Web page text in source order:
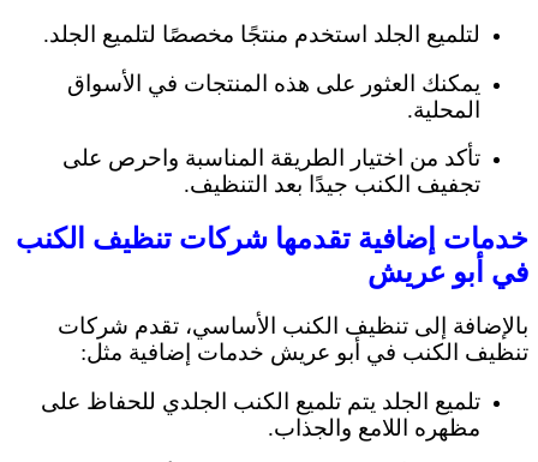
لتلميع الجلد استخدم منتجًا مخصصًا لتلميع الجلد.
يمكنك العثور على هذه المنتجات في الأسواق
المحلية.
تأكد من اختيار الطريقة المناسبة واحرص على
تجفيف الكنب جيدًا بعد التنظيف.
خدمات إضافية تقدمها شركات تنظيف الكنب
في أبو عريش
بالإضافة إلى تنظيف الكنب الأساسي، تقدم شركات
تنظيف الكنب في أبو عريش خدمات إضافية مثل:
تلميع الجلد يتم تلميع الكنب الجلدي للحفاظ على
مظهره اللامع والجذاب.